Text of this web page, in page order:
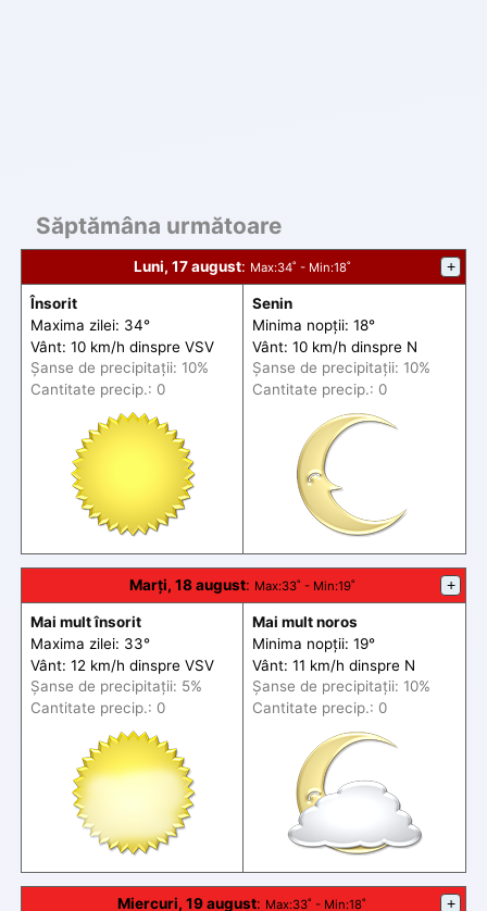
Săptămâna următoare
Luni, 17 august: Max:34˚ - Min:18˚ +
Însorit
Maxima zilei: 34°
Vânt: 10 km/h dinspre VSV
Șanse de precipitații: 10%
Cantitate precip.: 0
Senin
Minima nopții: 18°
Vânt: 10 km/h dinspre N
Șanse de precipitații: 10%
Cantitate precip.: 0
Marți, 18 august: Max:33˚ - Min:19˚ +
Mai mult însorit
Maxima zilei: 33°
Vânt: 12 km/h dinspre VSV
Șanse de precipitații: 5%
Cantitate precip.: 0
Mai mult noros
Minima nopții: 19°
Vânt: 11 km/h dinspre N
Șanse de precipitații: 10%
Cantitate precip.: 0
Miercuri, 19 august: Max:33˚ - Min:18˚ +